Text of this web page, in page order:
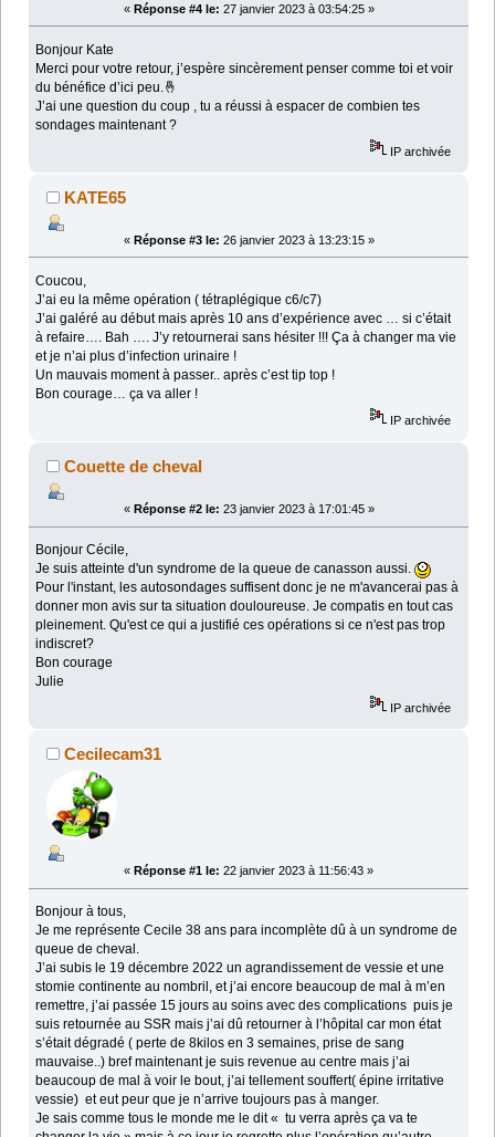
« Réponse #4 le: 27 janvier 2023 à 03:54:25 »
Bonjour Kate
Merci pour votre retour, j’espère sincèrement penser comme toi et voir
du bénéfice d’ici peu.🤞
J’ai une question du coup , tu a réussi à espacer de combien tes
sondages maintenant ?
IP archivée
KATE65
« Réponse #3 le: 26 janvier 2023 à 13:23:15 »
Coucou,
J’ai eu la même opération ( tétraplégique c6/c7)
J’ai galéré au début mais après 10 ans d’expérience avec … si c’était
à refaire…. Bah …. J’y retournerai sans hésiter !!! Ça à changer ma vie
et je n’ai plus d’infection urinaire !
Un mauvais moment à passer.. après c’est tip top !
Bon courage… ça va aller !
IP archivée
Couette de cheval
« Réponse #2 le: 23 janvier 2023 à 17:01:45 »
Bonjour Cécile,
Je suis atteinte d'un syndrome de la queue de canasson aussi.
Pour l'instant, les autosondages suffisent donc je ne m'avancerai pas à
donner mon avis sur ta situation douloureuse. Je compatis en tout cas
pleinement. Qu'est ce qui a justifié ces opérations si ce n'est pas trop
indiscret?
Bon courage
Julie
IP archivée
Cecilecam31
« Réponse #1 le: 22 janvier 2023 à 11:56:43 »
Bonjour à tous,
Je me représente Cecile 38 ans para incomplète dû à un syndrome de
queue de cheval.
J’ai subis le 19 décembre 2022 un agrandissement de vessie et une
stomie continente au nombril, et j’ai encore beaucoup de mal à m’en
remettre, j’ai passée 15 jours au soins avec des complications puis je
suis retournée au SSR mais j’ai dû retourner à l’hôpital car mon état
s’était dégradé ( perte de 8kilos en 3 semaines, prise de sang
mauvaise..) bref maintenant je suis revenue au centre mais j’ai
beaucoup de mal à voir le bout, j’ai tellement souffert( épine irritative
vessie) et eut peur que je n’arrive toujours pas à manger.
Je sais comme tous le monde me le dit « tu verra après ça va te